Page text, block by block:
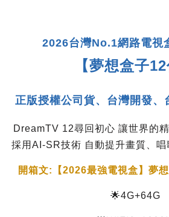
2026台灣No.1網路電視
【夢想盒子12
正版授權公司貨、台灣開發、
DreamTV 12尋回初心 讓世界的
採用AI-SR技術 自動提升畫質、
開箱文:【2026最強電視盒】夢
🌟4G+64G